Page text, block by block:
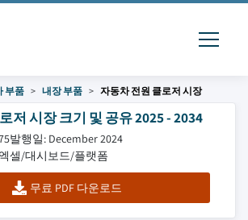
부품 내장 부품 자동차 전원 클로저 시장
저 시장 크기 및 공유 2025 - 2034
발행일: December 2024
셀/대시보드/플랫폼
무료 PDF 다운로드